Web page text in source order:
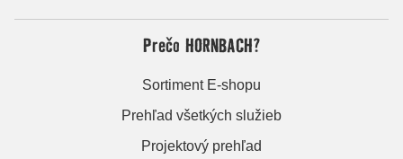
Prečo HORNBACH?
Sortiment E-shopu
Prehľad všetkých služieb
Projektový prehľad